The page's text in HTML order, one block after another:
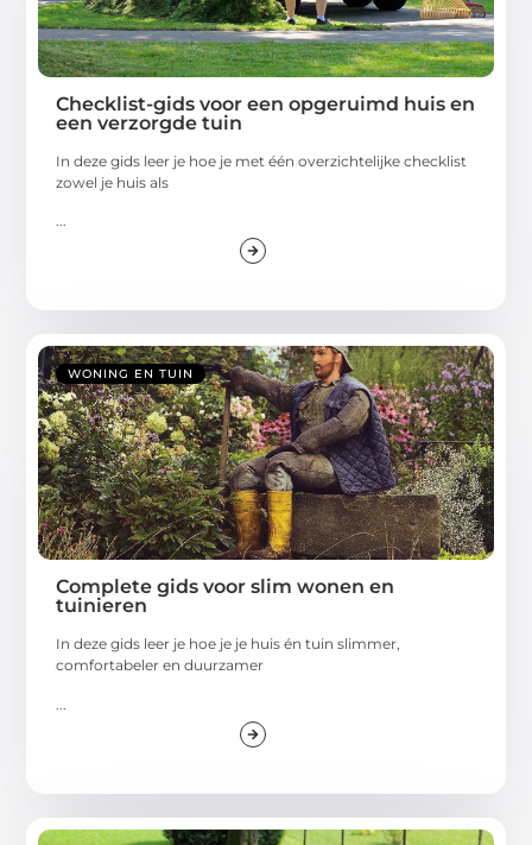
Checklist-gids voor een opgeruimd huis en
een verzorgde tuin
In deze gids leer je hoe je met één overzichtelijke checklist
zowel je huis als
...
WONING EN TUIN
Complete gids voor slim wonen en
tuinieren
In deze gids leer je hoe je je huis én tuin slimmer,
comfortabeler en duurzamer